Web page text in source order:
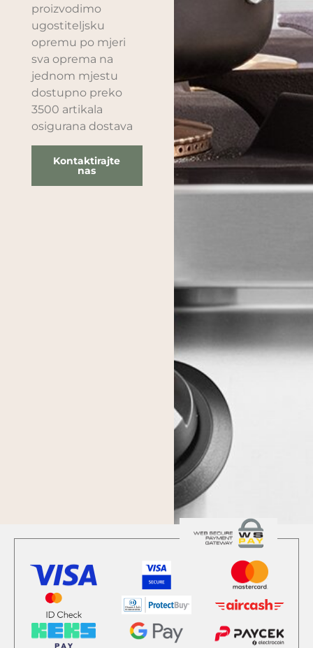
proizvodimo
ugostiteljsku
opremu po mjeri
sva oprema na
jednom mjestu
dostupno preko
3500 artikala
osigurana dostava
Kontaktirajte
nas